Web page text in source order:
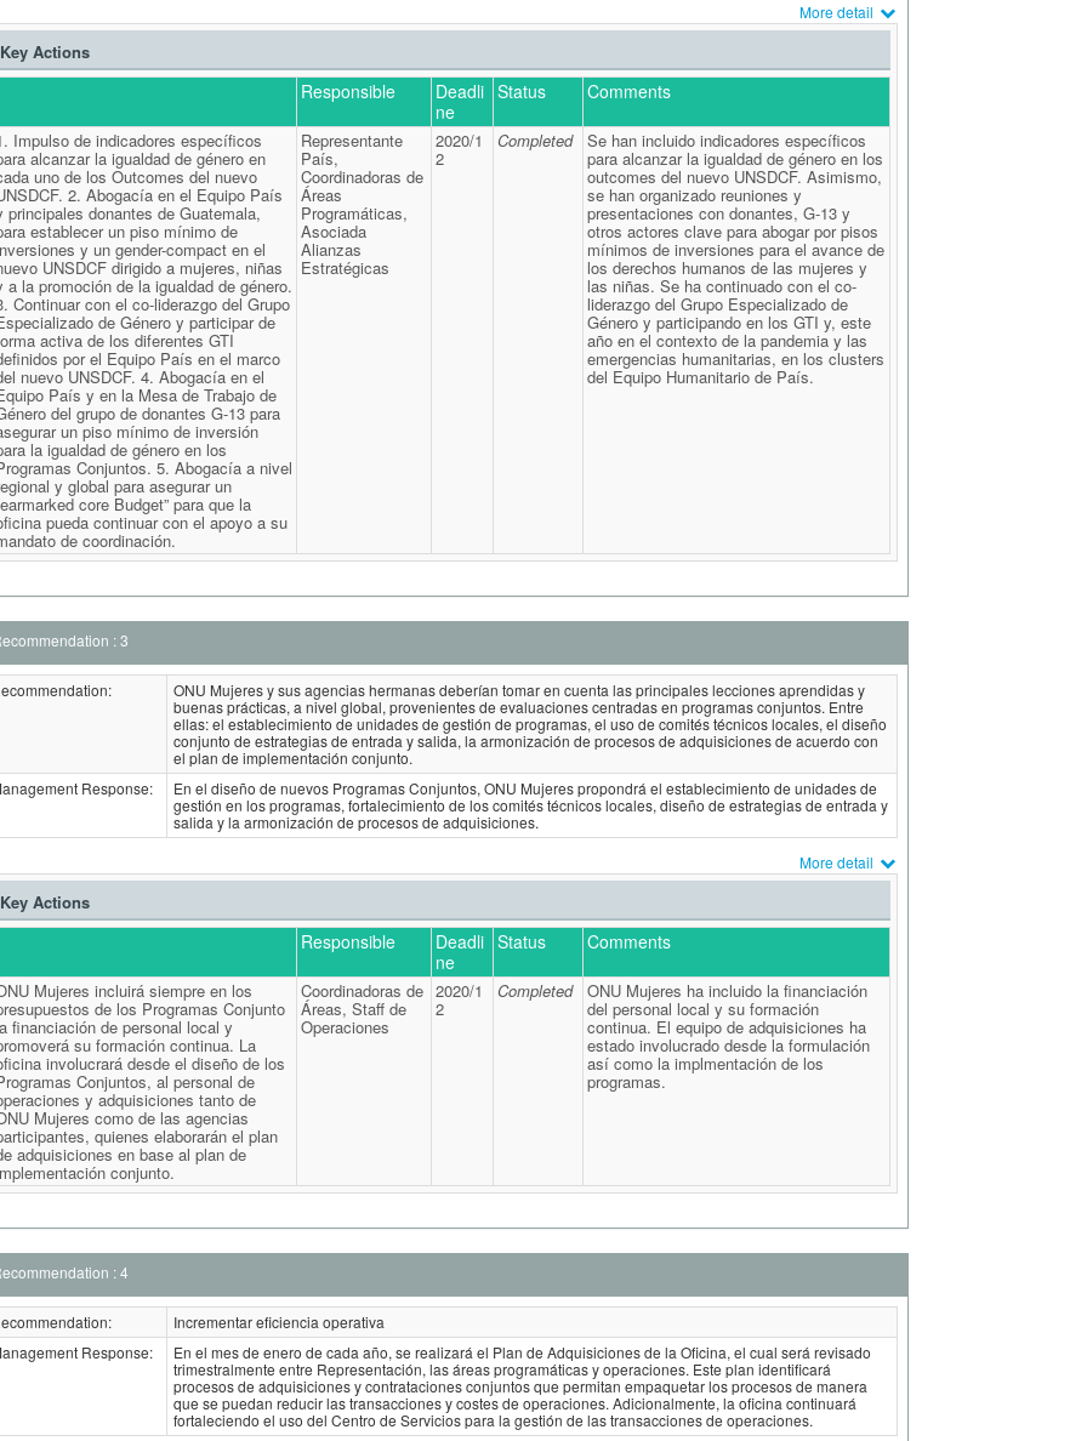
More detail
Key Actions
Responsible
Deadli
ne
Status Comments
Impulso de indicadores específicos
alcanzar la igualdad de género en
uno de los Outcomes del nuevo
2. Abogacía en el Equipo País
principales donantes de Guatemala,
establecer un piso mínimo de
y un gender-compact en el
UNSDCF dirigido a mujeres, niñas
a la promoción de la igualdad de género.
Continuar con el co-liderazgo del Grupo
de Género y participar de
activa de los diferentes GTI
por el Equipo País en el marco
nuevo UNSDCF. 4. Abogacía en el
País y en la Mesa de Trabajo de
del grupo de donantes G-13 para
un piso mínimo de inversión
la igualdad de género en los
Conjuntos. 5. Abogacía a nivel
y global para asegurar un
core Budget” para que la
pueda continuar con el apoyo a su
de coordinación.
Representante
País,
Coordinadoras de
Áreas
Programáticas,
Asociada
Alianzas
Estratégicas
2020/1
2
Completed Se han incluido indicadores específicos
para alcanzar la igualdad de género en los
outcomes del nuevo UNSDCF. Asimismo,
se han organizado reuniones y
presentaciones con donantes, G-13 y
otros actores clave para abogar por pisos
mínimos de inversiones para el avance de
los derechos humanos de las mujeres y
las niñas. Se ha continuado con el co-
liderazgo del Grupo Especializado de
Género y participando en los GTI y, este
año en el contexto de la pandemia y las
emergencias humanitarias, en los clusters
del Equipo Humanitario de País.
: 3
ONU Mujeres y sus agencias hermanas deberían tomar en cuenta las principales lecciones aprendidas y
buenas prácticas, a nivel global, provenientes de evaluaciones centradas en programas conjuntos. Entre
ellas: el establecimiento de unidades de gestión de programas, el uso de comités técnicos locales, el diseño
conjunto de estrategias de entrada y salida, la armonización de procesos de adquisiciones de acuerdo con
el plan de implementación conjunto.
Response:
En el diseño de nuevos Programas Conjuntos, ONU Mujeres propondrá el establecimiento de unidades de
gestión en los programas, fortalecimiento de los comités técnicos locales, diseño de estrategias de entrada y
salida y la armonización de procesos de adquisiciones.
More detail
Key Actions
Responsible
Deadli
ne
Status Comments
Mujeres incluirá siempre en los
de los Programas Conjunto
financiación de personal local y
su formación continua. La
involucrará desde el diseño de los
Conjuntos, al personal de
y adquisiciones tanto de
Mujeres como de las agencias
quienes elaborarán el plan
adquisiciones en base al plan de
conjunto.
Coordinadoras de
Áreas, Staff de
Operaciones
2020/1
2
Completed ONU Mujeres ha incluido la financiación
del personal local y su formación
continua. El equipo de adquisiciones ha
estado involucrado desde la formulación
así como la implmentación de los
programas.
: 4
Incrementar eficiencia operativa
Response:
En el mes de enero de cada año, se realizará el Plan de Adquisiciones de la Oficina, el cual será revisado
trimestralmente entre Representación, las áreas programáticas y operaciones. Este plan identificará
procesos de adquisiciones y contrataciones conjuntos que permitan empaquetar los procesos de manera
que se puedan reducir las transacciones y costes de operaciones. Adicionalmente, la oficina continuará
fortaleciendo el uso del Centro de Servicios para la gestión de las transacciones de operaciones.